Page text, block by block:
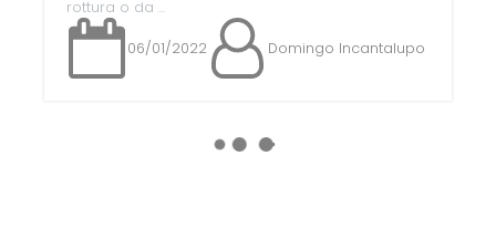
rottura o da ...
06/01/2022 Domingo Incantalupo